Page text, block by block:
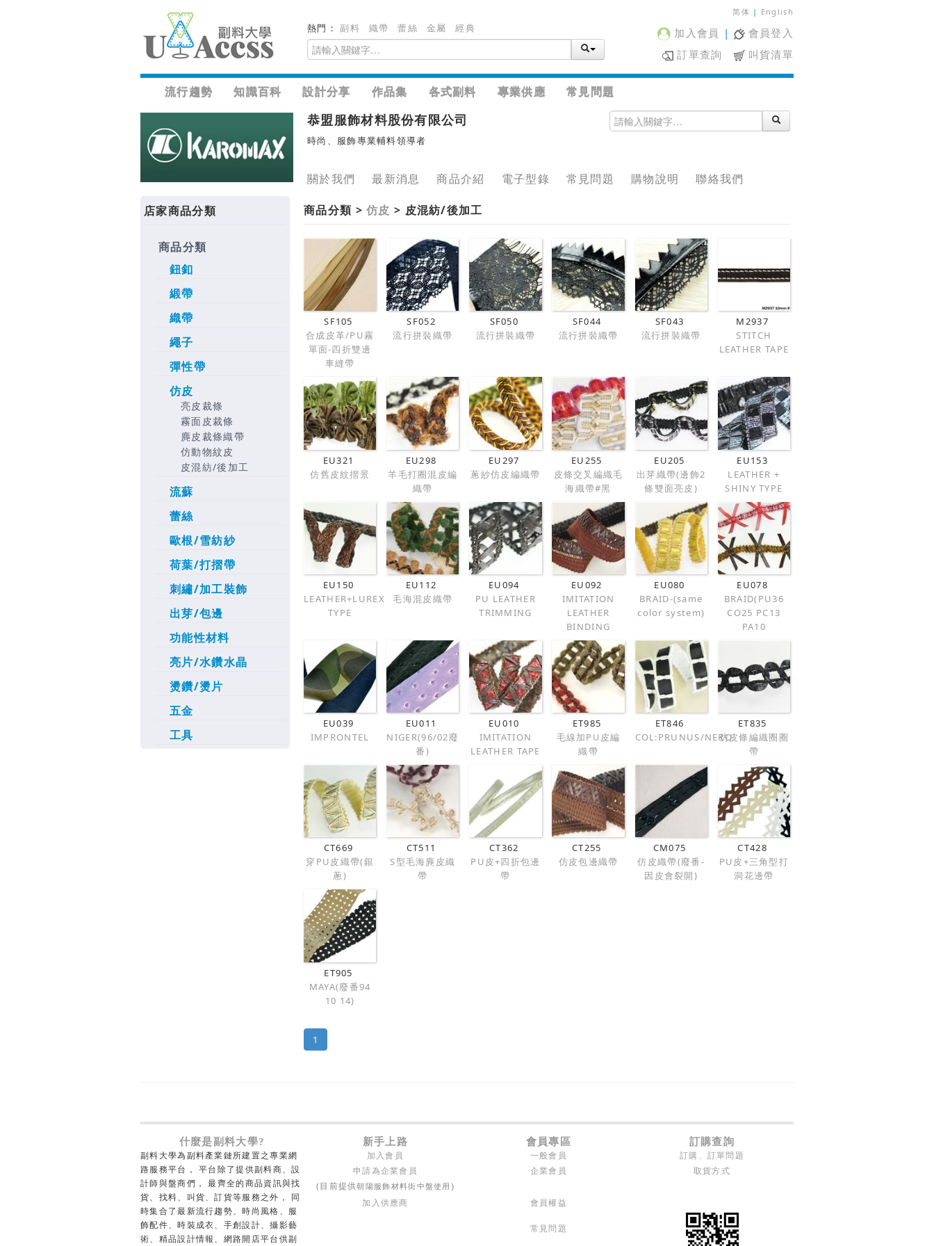
熱門：副料 織帶 蕾絲 金屬 經典
简体 | English
加入會員 |
會員登入
訂單查詢
叫貨清單
流行趨勢 知識百科 設計分享 作品集 各式副料 專業供應 常見問題
恭盟服飾材料股份有限公司
時尚、服飾專業輔料領導者
關於我們 最新消息 商品介紹 電子型錄 常見問題 購物說明 聯絡我們
店家商品分類
商品分類
鈕釦
緞帶
織帶
繩子
彈性帶
仿皮
亮皮裁條
霧面皮裁條
麂皮裁條織帶
仿動物紋皮
皮混紡/後加工
流蘇
蕾絲
歐根/雪紡紗
荷葉/打摺帶
刺繡/加工裝飾
出芽/包邊
功能性材料
亮片/水鑽水晶
燙鑽/燙片
五金
工具
商品分類 >仿皮 > 皮混紡/後加工
SF105
合成皮革/PU霧
單面-四折雙邊
車縫帶
SF052
流行拼裝織帶
SF050
流行拼裝織帶
SF044
流行拼裝織帶
SF043
流行拼裝織帶
M2937
STITCH
LEATHER TAPE
EU321
仿舊皮紋摺景
EU298
羊毛打圈混皮編
織帶
EU297
蔥紗仿皮編織帶
EU255
皮條交叉編織毛
海織帶#黑
EU205
出芽織帶(邊飾2
條雙面亮皮)
EU153
LEATHER +
SHINY TYPE
EU150
LEATHER+LUREX
TYPE
EU112
毛海混皮織帶
EU094
PU LEATHER
TRIMMING
EU092
IMITATION
LEATHER
BINDING
EU080
BRAID-(same
color system)
EU078
BRAID(PU36
CO25 PC13
PA10
EU039
IMPRONTEL
EU011
NIGER(96/02廢
番)
EU010
IMITATION
LEATHER TAPE
ET985
毛線加PU皮編
織帶
ET846
COL:PRUNUS/NERO
ET835
仿皮條編織圈圈
帶
CT669
穿PU皮織帶(銀
蔥)
CT511
S型毛海麂皮織
帶
CT362
PU皮+四折包邊
帶
CT255
仿皮包邊織帶
CM075
仿皮織帶(廢番-
因皮會裂開)
CT428
PU皮+三角型打
洞花邊帶
ET905
MAYA(廢番94
10 14)
1
什麼是副料大學? 新手上路 會員專區 訂購查詢
副料大學為副料產業鏈所建置之專業網
路服務平台， 平台除了提供副料商、設
計師與盤商們， 最齊全的商品資訊與找
貨、找料、叫貨、訂貨等服務之外， 同
時集合了最新流行趨勢、時尚風格、服
飾配件、時裝成衣、手創設計、攝影藝
術、精品設計情報、網路開店平台供副
加入會員 一般會員
訂購、訂單問題
申請為企業會員
(目前提供朝陽服飾材料街中盤使用 )
企業會員 取貨方式
加入供應商 會員權益
常見問題